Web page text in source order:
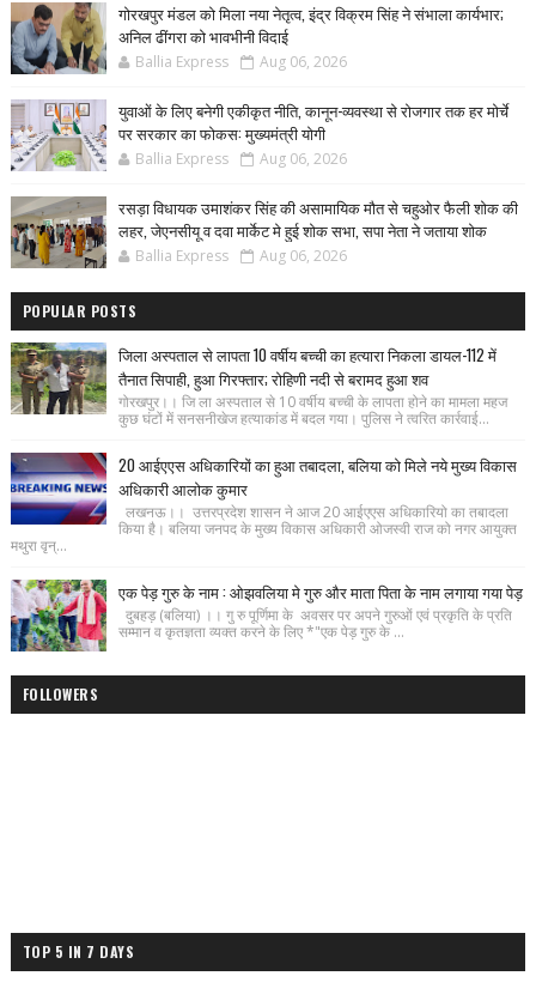
गोरखपुर मंडल को मिला नया नेतृत्व, इंद्र विक्रम सिंह ने संभाला कार्यभार;
अनिल ढींगरा को भावभीनी विदाई
Ballia Express Aug 06, 2026
युवाओं के लिए बनेगी एकीकृत नीति, कानून-व्यवस्था से रोजगार तक हर मोर्चे
पर सरकार का फोकस: मुख्यमंत्री योगी
Ballia Express Aug 06, 2026
रसड़ा विधायक उमाशंकर सिंह की असामायिक मौत से चहुओर फैली शोक की
लहर, जेएनसीयू व दवा मार्केट मे हुई शोक सभा, सपा नेता ने जताया शोक
Ballia Express Aug 06, 2026
POPULAR POSTS
जिला अस्पताल से लापता 10 वर्षीय बच्ची का हत्यारा निकला डायल-112 में
तैनात सिपाही, हुआ गिरफ्तार; रोहिणी नदी से बरामद हुआ शव
गोरखपुर।। जि ला अस्पताल से 10 वर्षीय बच्ची के लापता होने का मामला महज
कुछ घंटों में सनसनीखेज हत्याकांड में बदल गया। पुलिस ने त्वरित कार्रवाई...
20 आईएएस अधिकारियों का हुआ तबादला, बलिया को मिले नये मुख्य विकास
अधिकारी आलोक कुमार
लखनऊ।। उत्तरप्रदेश शासन ने आज 20 आईएएस अधिकारियो का तबादला
किया है। बलिया जनपद के मुख्य विकास अधिकारी ओजस्वी राज को नगर आयुक्त
मथुरा वृन्...
एक पेड़ गुरु के नाम : ओझवलिया मे गुरु और माता पिता के नाम लगाया गया पेड़
दुबहड़ (बलिया) ।। गु रु पूर्णिमा के अवसर पर अपने गुरुओं एवं प्रकृति के प्रति
सम्मान व कृतज्ञता व्यक्त करने के लिए *"एक पेड़ गुरु के ...
FOLLOWERS
TOP 5 IN 7 DAYS